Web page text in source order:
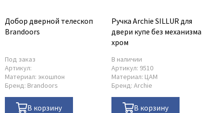
Добор дверной телескоп
Brandoors
Под заказ
Артикул:
Материал: экошпон
Бренд: Brandoors
В корзину
Ручка Archie SILLUR для
двери купе без механизма
хром
В наличии
Артикул: 9510
Материал: ЦАМ
Бренд: Archie
В корзину